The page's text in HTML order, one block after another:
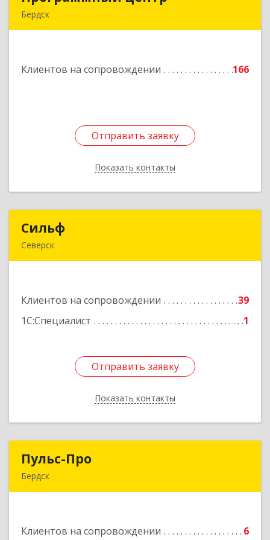
Бердск
Клиентов на сопровождении 166
Отправить заявку
Показать контакты
Отправить заявку
Назад
Сильф
Северск
Клиентов на сопровождении
39
1С:Специалист
1
Отправить заявку
Показать контакты
Отправить заявку
Назад
Пульс-Про
Бердск
Клиентов на сопровождении 6